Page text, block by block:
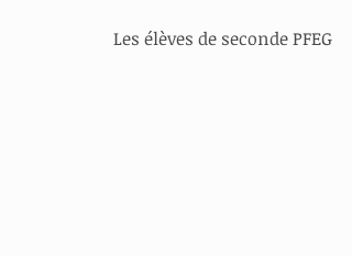
Les élèves de seconde PFEG